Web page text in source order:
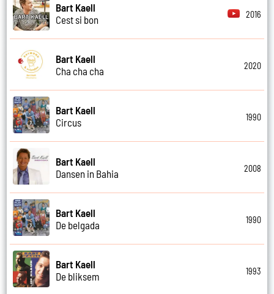
Bart Kaell
Cest si bon
2016
Bart Kaell
Cha cha cha
2020
Bart Kaell
Circus
1990
Bart Kaell
Dansen in Bahia
2008
Bart Kaell
De belgada
1990
Bart Kaell
De bliksem
1993